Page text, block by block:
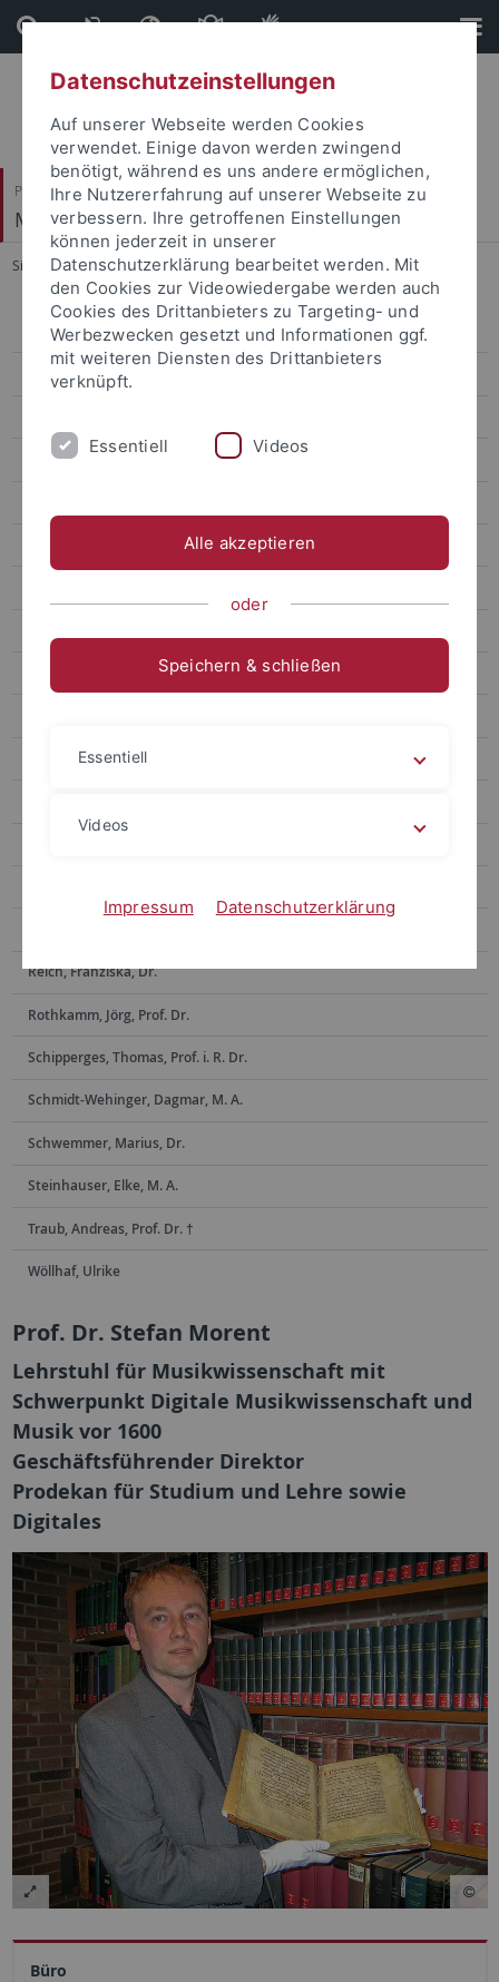
Direkt
zum
Inhalt
Direkt
zur
Fußleiste
Philosophische Fakultät
Musikwissenschaftliches Institut
Sie sind hier: Startseite ... Morent, Stefan, Prof. Dr.
Amelung, Philipp, UMD
Bertola, Mauro Fosco, Dr.
Büchler, Jörg, Dr.
Gerstmeier, August, Prof. i. R., Dr.
Kohlhase, Thomas, Prof. i. R. Dr.
Loy, Felix, Dr.
Reich, Franziska, Dr.
Rothkamm, Jörg, Prof. Dr.
Schipperges, Thomas, Prof. i. R. Dr.
Schmidt-Wehinger, Dagmar, M. A.
Schwemmer, Marius, Dr.
Steinhauser, Elke, M. A.
Traub, Andreas, Prof. Dr. †
Wöllhaf, Ulrike
Prof. Dr. Stefan Morent
Lehrstuhl für Musikwissenschaft mit
Schwerpunkt Digitale Musikwissenschaft und
Musik vor 1600
Geschäftsführender Direktor
Prodekan für Studium und Lehre sowie
Digitales
Büro
Datenschutzeinstellungen
Auf unserer Webseite werden Cookies
verwendet. Einige davon werden zwingend
benötigt, während es uns andere ermöglichen,
Ihre Nutzererfahrung auf unserer Webseite zu
verbessern. Ihre getroffenen Einstellungen
können jederzeit in unserer
Datenschutzerklärung bearbeitet werden. Mit
den Cookies zur Videowiedergabe werden auch
Cookies des Drittanbieters zu Targeting- und
Werbezwecken gesetzt und Informationen ggf.
mit weiteren Diensten des Drittanbieters
verknüpft.
Essentiell Videos
Alle akzeptieren
oder
Speichern & schließen
Essentiell
Videos
Impressum Datenschutzerklärung